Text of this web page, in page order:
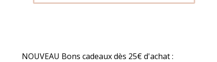
NOUVEAU Bons cadeaux dès 25€ d'achat :